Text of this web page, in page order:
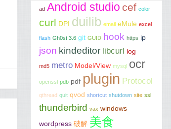
ad Android studio cef color
curl DPI duilib email eMule excel
flash Gh0st 3.6 git GUID hook https ip
json kindeditor libcurl log
md5 metro Model/View mysql ocr
openssl pdb pdf plugin Protocol
qthread quit qvod shortcut shutdown site ssl
thunderbird vax windows
wordpress 破解 美食